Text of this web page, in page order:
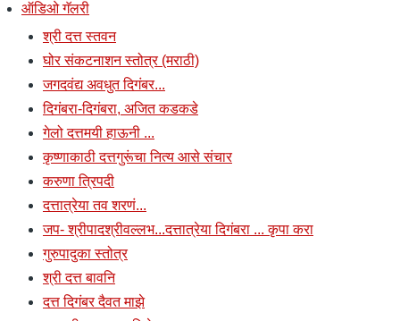
ऑडिओ गॅलरी
श्री दत्त स्तवन
घोर संकटनाशन स्तोत्र (मराठी)
जगदवंद्य अवधुत दिगंबर...
दिगंबरा-दिगंबरा, अजित कडकडे
गेलो दत्तमयी हाऊनी ...
कृष्णाकाठी दत्तगुरूंचा नित्य आसे संचार
करुणा त्रिपदी
दत्तात्रेया तव शरणं...
जप- श्रीपादश्रीवल्लभ...दत्तात्रेया दिगंबरा ... कृपा करा
गुरुपादुका स्तोत्र
श्री दत्त बावनि
दत्त दिगंबर दैवत माझे